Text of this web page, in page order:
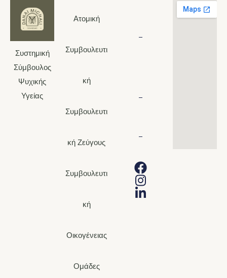
Συστημική
Σύμβουλος
Ψυχικής
Υγείας
Ατομική
Συμβουλευτι
κή
Συμβουλευτι
κή Ζεύγους
Συμβουλευτι
κή
Οικογένειας
Ομάδες
6948290983